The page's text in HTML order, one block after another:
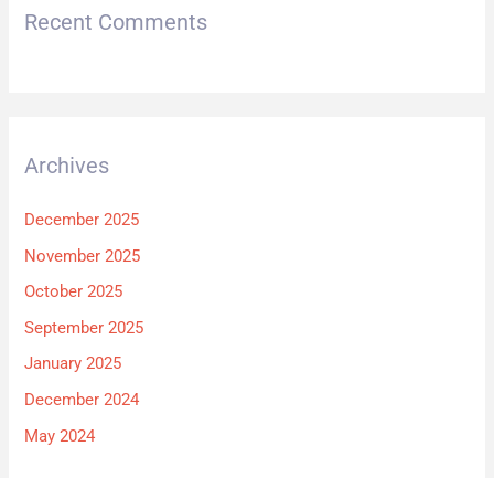
Recent Comments
Archives
December 2025
November 2025
October 2025
September 2025
January 2025
December 2024
May 2024